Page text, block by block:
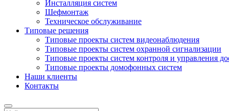
Инсталляция систем
Шефмонтаж
Техническое обслуживание
Типовые решения
Типовые проекты систем видеонаблюдения
Типовые проекты систем охранной сигнализации
Типовые проекты систем контроля и управления
Типовые проекты домофонных систем
Наши клиенты
Контакты